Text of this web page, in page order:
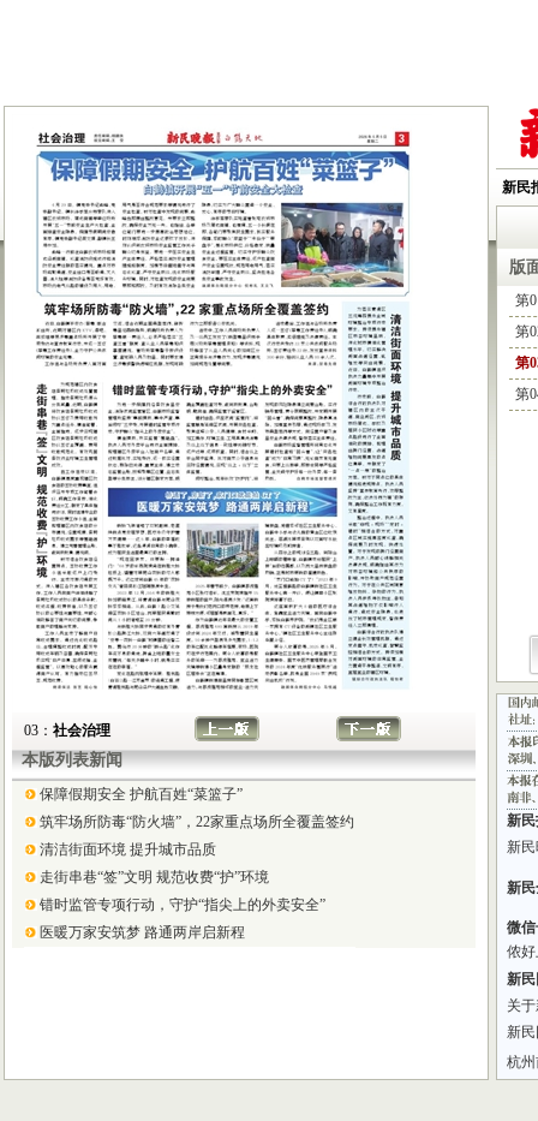
03： 社会治理
本版列表新闻
保障假期安全 护航百姓“菜篮子”
筑牢场所防毒“防火墙”，22家重点场所全覆盖签约
清洁街面环境 提升城市品质
走街串巷“签”文明 规范收费“护”环境
错时监管专项行动，守护“指尖上的外卖安全”
医暖万家安筑梦 路通两岸启新程
新民
版
第
第
第
第